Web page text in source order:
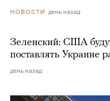
НОВОСТИ день назад
Зеленский: США
поставлять Украине
день назад